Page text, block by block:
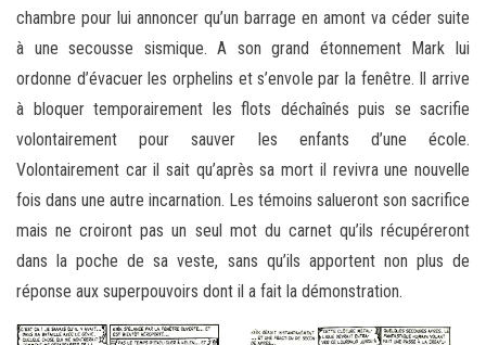
chambre pour lui annoncer qu’un barrage en amont va céder suite
à une secousse sismique. A son grand étonnement Mark lui
ordonne d’évacuer les orphelins et s’envole par la fenêtre. Il arrive
à bloquer temporairement les flots déchaînés puis se sacrifie
volontairement pour sauver les enfants d’une école.
Volontairement car il sait qu’après sa mort il revivra une nouvelle
fois dans une autre incarnation. Les témoins salueront son sacrifice
mais ne croiront pas un seul mot du carnet qu’ils récupéreront
dans la poche de sa veste, sans qu’ils apportent non plus de
réponse aux superpouvoirs dont il a fait la démonstration.